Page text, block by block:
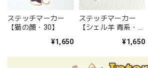
ステッチマーカー
【猫の顔・30】
¥1,650
ステッチマーカー
【シェル羊 青系・
¥1,650